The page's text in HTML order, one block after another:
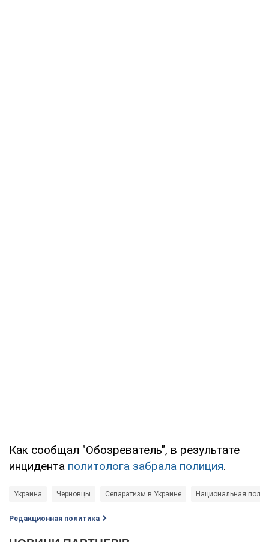
Как сообщал "Обозреватель", в результате
инцидента политолога забрала полиция.
Украина Черновцы Сепаратизм в Украине Национальная
Редакционная политика